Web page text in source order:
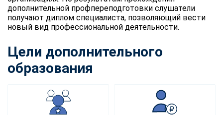
дополнительной профпереподготовки слушатели
получают диплом специалиста, позволяющий вести
новый вид профессиональной деятельности.
Цели дополнительного
образования